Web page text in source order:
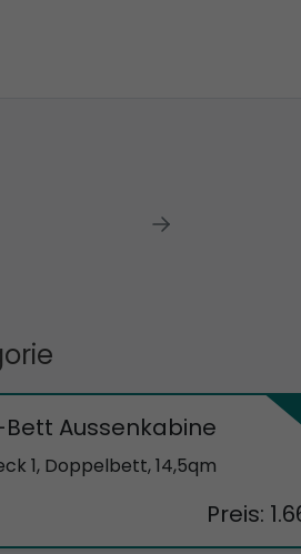
Aussenkabine
1, Doppelbett, 14,5qm
Preis: